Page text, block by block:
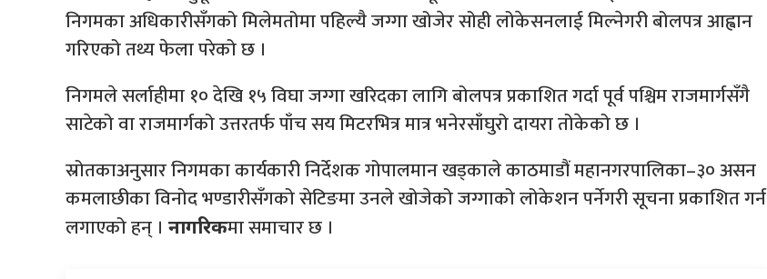
निगमका अधिकारीसँगको मिलेमतोमा पहिल्यै जग्गा खोजेर सोही लोकेसनलाई मिल्नेगरी बोलपत्र आह्वान
गरिएको तथ्य फेला परेको छ ।
निगमले सर्लाहीमा १० देखि १५ विघा जग्गा खरिदका लागि बोलपत्र प्रकाशित गर्दा पूर्व पश्चिम राजमार्गसँगै
साटेको वा राजमार्गको उत्तरतर्फ पाँच सय मिटरभित्र मात्र भनेरसाँघुरो दायरा तोकेको छ ।
स्रोतकाअनुसार निगमका कार्यकारी निर्देशक गोपालमान खड्काले काठमाडौं महानगरपालिका–३० असन
कमलाछीका विनोद भण्डारीसँगको सेटिङमा उनले खोजेको जग्गाको लोकेशन पर्नेगरी सूचना प्रकाशित गर्न
लगाएको हन् । नागरिकमा समाचार छ ।